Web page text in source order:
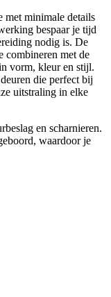
met minimale details
bespaar je tijd
nodig is. De
combineren met de
vorm, kleur en stijl.
die perfect bij
uitstraling in elke
en scharnieren.
waardoor je